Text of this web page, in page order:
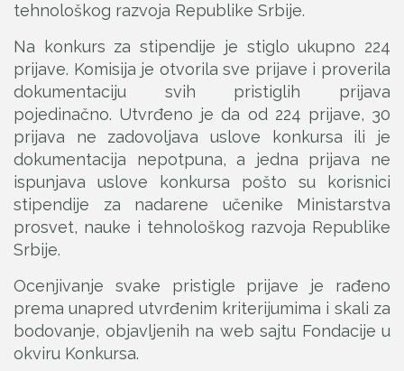
tehnološkog razvoja Republike Srbije.
Na konkurs za stipendije je stiglo ukupno 224
prijave. Komisija je otvorila sve prijave i proverila
dokumentaciju svih pristiglih prijava
pojedinačno. Utvrđeno je da od 224 prijave, 30
prijava ne zadovoljava uslove konkursa ili je
dokumentacija nepotpuna, a jedna prijava ne
ispunjava uslove konkursa pošto su korisnici
stipendije za nadarene učenike Ministarstva
prosvet, nauke i tehnološkog razvoja Republike
Srbije.
Ocenjivanje svake pristigle prijave je rađeno
prema unapred utvrđenim kriterijumima i skali za
bodovanje, objavljenih na web sajtu Fondacije u
okviru Konkursa.